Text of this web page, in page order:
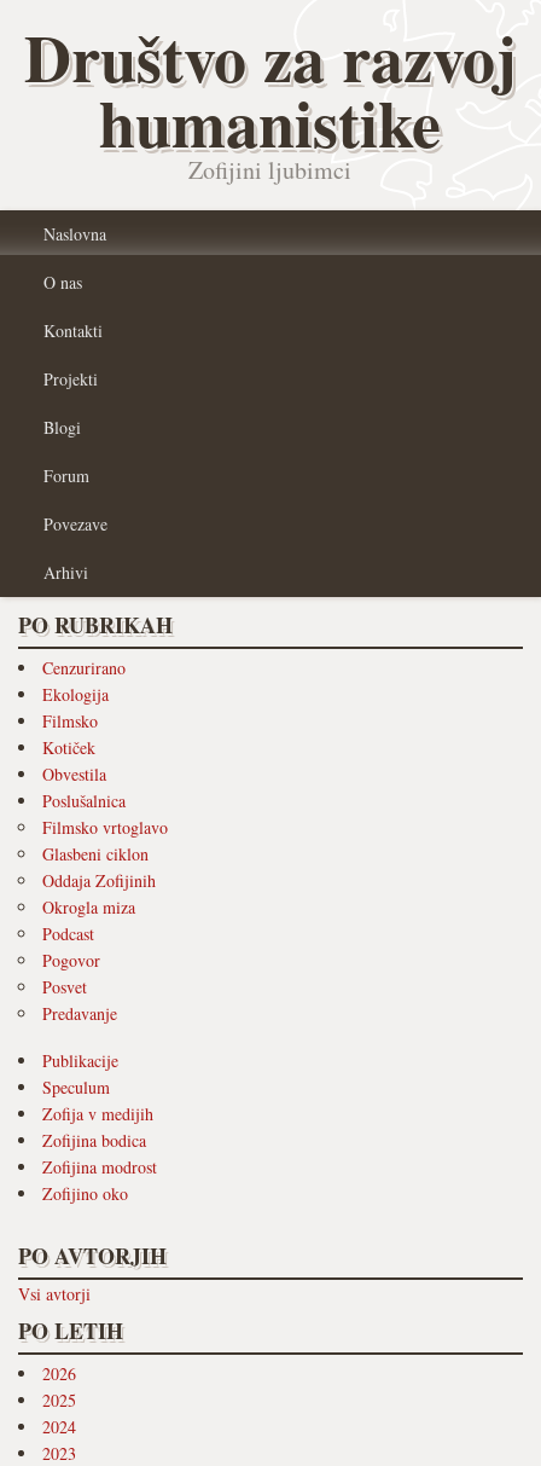
Društvo za razvoj
humanistike
Zofijini ljubimci
Naslovna
O nas
Kontakti
Projekti
Blogi
Forum
Povezave
Arhivi
PO RUBRIKAH
Cenzurirano
Ekologija
Filmsko
Kotiček
Obvestila
Poslušalnica
Filmsko vrtoglavo
Glasbeni ciklon
Oddaja Zofijinih
Okrogla miza
Podcast
Pogovor
Posvet
Predavanje
Publikacije
Speculum
Zofija v medijih
Zofijina bodica
Zofijina modrost
Zofijino oko
PO AVTORJIH
Vsi avtorji
PO LETIH
2026
2025
2024
2023